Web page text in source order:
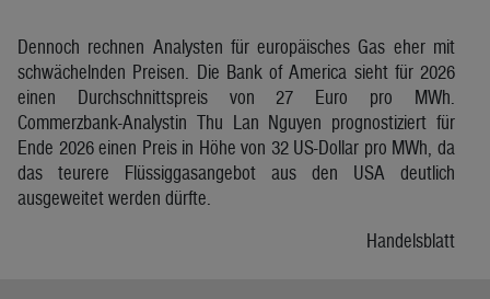
Dennoch rechnen Analysten für europäisches Gas eher mit
schwächelnden Preisen. Die Bank of America sieht für 2026
einen Durchschnittspreis von 27 Euro pro MWh.
Commerzbank-Analystin Thu Lan Nguyen prognostiziert für
Ende 2026 einen Preis in Höhe von 32 US-Dollar pro MWh, da
das teurere Flüssiggasangebot aus den USA deutlich
ausgeweitet werden dürfte.
Handelsblatt